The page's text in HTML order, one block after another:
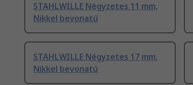
STAHLWILLE Négyzetes 11 mm,
Nikkel bevonatú
STAHLWILLE Négyzetes 17 mm,
Nikkel bevonatú